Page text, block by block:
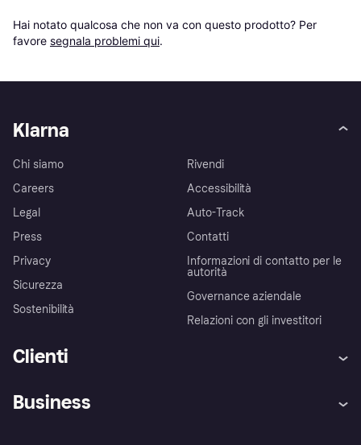
Hai notato qualcosa che non va con questo prodotto? Per
favore segnala problemi qui.
Klarna
Chi siamo
Careers
Legal
Press
Privacy
Sicurezza
Sostenibilità
Rivendi
Accessibilità
Auto-Track
Contatti
Informazioni di contatto per le
autorità
Governance aziendale
Relazioni con gli investitori
Clienti
Assistenza
Business